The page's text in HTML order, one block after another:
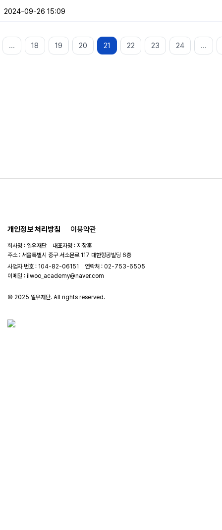
2024-09-26 15:09
... 18 19 20 21 22 23 24 ...
개인정보 처리방침 이용약관
회사명 : 일우재단 대표자명 : 지창훈
주소 : 서울특별시 중구 서소문로 117 대한항공빌딩 6층
사업자 번호 : 104-82-06151
연락처 : 02-753-6505
이메일 : ilwoo_academy@naver.com
© 2025 일우재단. All rights reserved.